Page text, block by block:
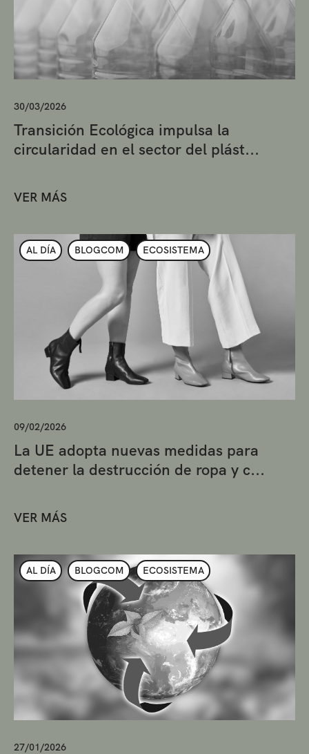
30/03/2026
Transición Ecológica impulsa la
circularidad en el sector del plást...
VER MÁS
AL DÍA BLOGCOM ECOSISTEMA
09/02/2026
La UE adopta nuevas medidas para
detener la destrucción de ropa y c...
VER MÁS
AL DÍA BLOGCOM ECOSISTEMA
27/01/2026